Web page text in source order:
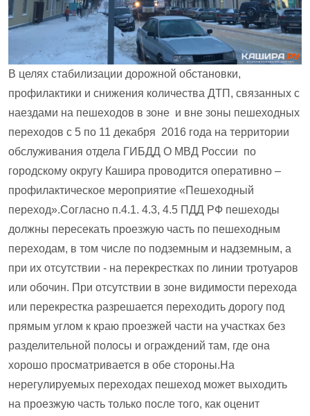
В целях стабилизации дорожной обстановки,
профилактики и снижения количества ДТП, связанных с
наездами на пешеходов в зоне и вне зоны пешеходных
переходов с 5 по 11 декабря 2016 года на территории
обслуживания отдела ГИБДД О МВД России по
городскому округу Кашира проводится оперативно –
профилактическое мероприятие «Пешеходный
переход».Согласно п.4.1. 4.3, 4.5 ПДД РФ пешеходы
должны пересекать проезжую часть по пешеходным
переходам, в том числе по подземным и надземным, а
при их отсутствии - на перекрестках по линии тротуаров
или обочин. При отсутствии в зоне видимости перехода
или перекрестка разрешается переходить дорогу под
прямым углом к краю проезжей части на участках без
разделительной полосы и ограждений там, где она
хорошо просматривается в обе стороны.На
нерегулируемых переходах пешеход может выходить
на проезжую часть только после того, как оценит